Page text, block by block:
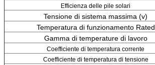
Efficienza delle pile solari
Tensione di sistema massima (v)
Temperatura di funzionamento Rated
Gamma di temperature di lavoro
Coefficiente di temperatura corrente
Coefficiente di temperatura di tensione